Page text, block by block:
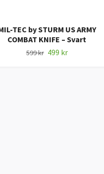
TEC by STURM US ARMY
COMBAT KNIFE – Svart
599 kr 499 kr